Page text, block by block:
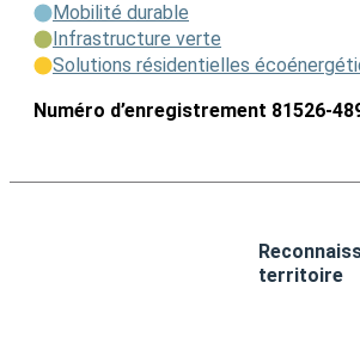
Mobilité durable
Infrastructure verte
Solutions résidentielles
Numéro d’enregistrement 81526-
territoire